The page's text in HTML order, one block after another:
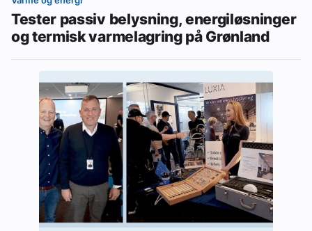
Tester passiv belysning, energiløsninger
og termisk varmelagring på Grønland